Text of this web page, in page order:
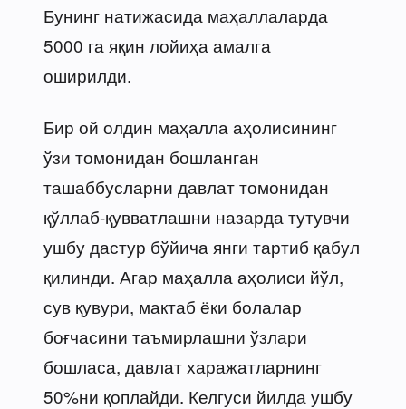
Бунинг натижасида маҳаллаларда
5000 га яқин лойиҳа амалга
оширилди.
Бир ой олдин маҳалла аҳолисининг
ўзи томонидан бошланган
ташаббусларни давлат томонидан
қўллаб-қувватлашни назарда тутувчи
ушбу дастур бўйича янги тартиб қабул
қилинди. Агар маҳалла аҳолиси йўл,
сув қувури, мактаб ёки болалар
боғчасини таъмирлашни ўзлари
бошласа, давлат харажатларнинг
50%ни қоплайди. Келгуси йилда ушбу